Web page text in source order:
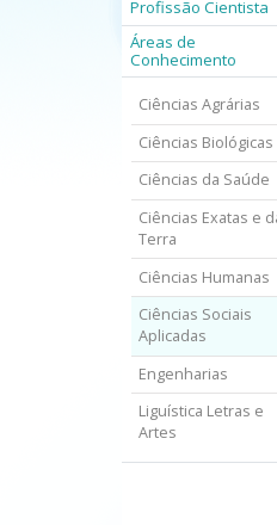
Profissão Cientista
Áreas de
Conhecimento
Ciências Agrárias
Ciências Biológicas
Ciências da Saúde
Ciências Exatas e
Terra
Ciências Humanas
Ciências Sociais
Aplicadas
Engenharias
Liguística Letras e
Artes